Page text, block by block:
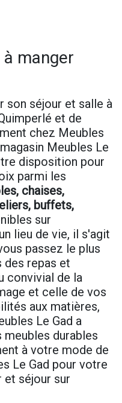
manger
son séjour et salle à
et de
chez Meubles
Meubles Le
disposition pour
parmi les
chaises,
buffets,
sur
lieu de vie, il s'agit
passez le plus
des repas et
convivial de la
et celle de vos
aux matières,
Le Gad a
durables
à votre mode de
Le Gad pour votre
et séjour sur